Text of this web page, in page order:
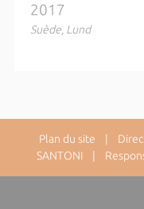
2017
Suède, Lund
Plan du site |
SANTONI |